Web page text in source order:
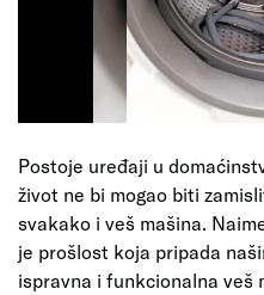
Postoje uređaji u
život ne bi mogao biti
svakako i veš mašina.
je prošlost koja pripada
ispravna i funkcionalna veš